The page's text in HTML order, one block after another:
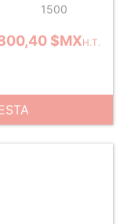
1500
$MXH.T.